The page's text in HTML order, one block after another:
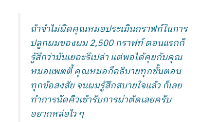
ถ้าจำไม่ผิดคุณหมอประเมินกราฟท์ในการ
ปลูกผมของผม 2,500 กราฟท์ ตอนแรกก็
รู้สึกว่ามันเยอะรึเปล่า แต่พอได้คุยกับคุณ
หมอแพตตี้ คุณหมอก็อธิบายทุกขั้นตอน
ทุกข้อสงสัย จนผมรู้สึกสบายใจแล้ว ก็เลย
ทำการนัดคิวเข้ารับการผ่าตัดเลยครับ
อยากหล่อไว ๆ